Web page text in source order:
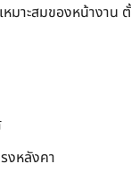
มาะสมของหน้างา
งหลังคา